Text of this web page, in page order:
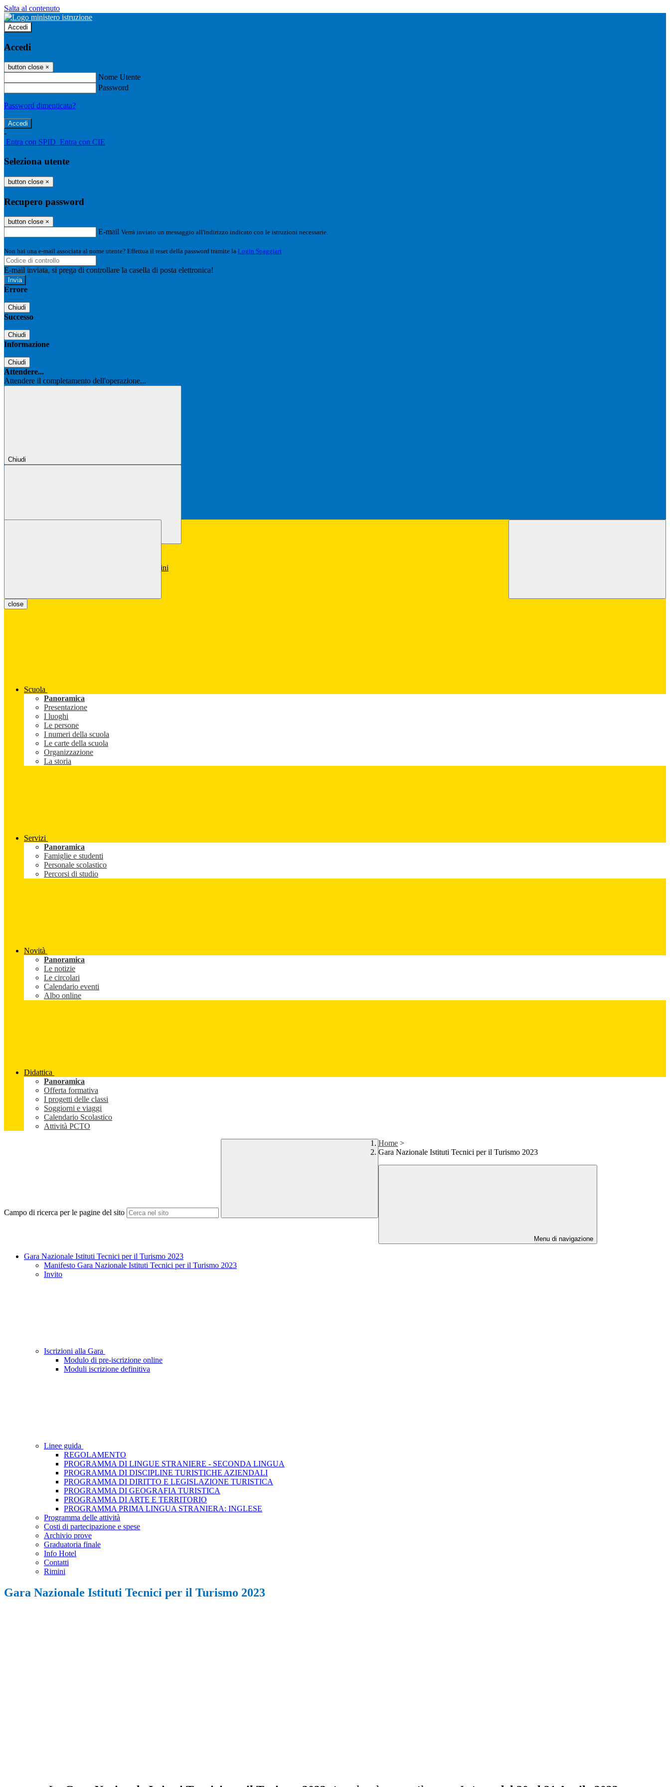
Salta al contenuto
Accedi
Accedi
button close ×
Nome Utente
Password
Password dimenticata?
-
Entra con SPID Entra con CIE
Seleziona utente
button close ×
Recupero password
button close ×
E-mail Verrà inviato un messaggio all'indirizzo indicato con le istruzioni necessarie.
Non hai una e-mail associata al nome utente? Effettua il reset della password tramite la Login Spaggiari
E-mail inviata, si prega di controllare la casella di posta elettronica!
Errore
Chiudi
Successo
Chiudi
Informazione
Chiudi
Attendere...
Attendere il completamento dell'operazione...
Chiudi
close
Scuola
Panoramica
Presentazione
I luoghi
Le persone
I numeri della scuola
Le carte della scuola
Organizzazione
La storia
Servizi
Panoramica
Famiglie e studenti
Personale scolastico
Percorsi di studio
Novità
Panoramica
Le notizie
Le circolari
Calendario eventi
Albo online
Didattica
Panoramica
Offerta formativa
I progetti delle classi
Soggiorni e viaggi
Calendario Scolastico
Attività PCTO
Campo di ricerca per le pagine del sito
Home >
Gara Nazionale Istituti Tecnici per il Turismo 2023
Menu di navigazione
Gara Nazionale Istituti Tecnici per il Turismo 2023
Manifesto Gara Nazionale Istituti Tecnici per il Turismo 2023
Invito
Iscrizioni alla Gara
Modulo di pre-iscrizione online
Moduli iscrizione definitiva
Linee guida
REGOLAMENTO
PROGRAMMA DI LINGUE STRANIERE - SECONDA LINGUA
PROGRAMMA DI DISCIPLINE TURISTICHE AZIENDALI
PROGRAMMA DI DIRITTO E LEGISLAZIONE TURISTICA
PROGRAMMA DI GEOGRAFIA TURISTICA
PROGRAMMA DI ARTE E TERRITORIO
PROGRAMMA PRIMA LINGUA STRANIERA: INGLESE
Programma delle attività
Costi di partecipazione e spese
Archivio prove
Graduatoria finale
Info Hotel
Contatti
Rimini
Gara Nazionale Istituti Tecnici per il Turismo 2023